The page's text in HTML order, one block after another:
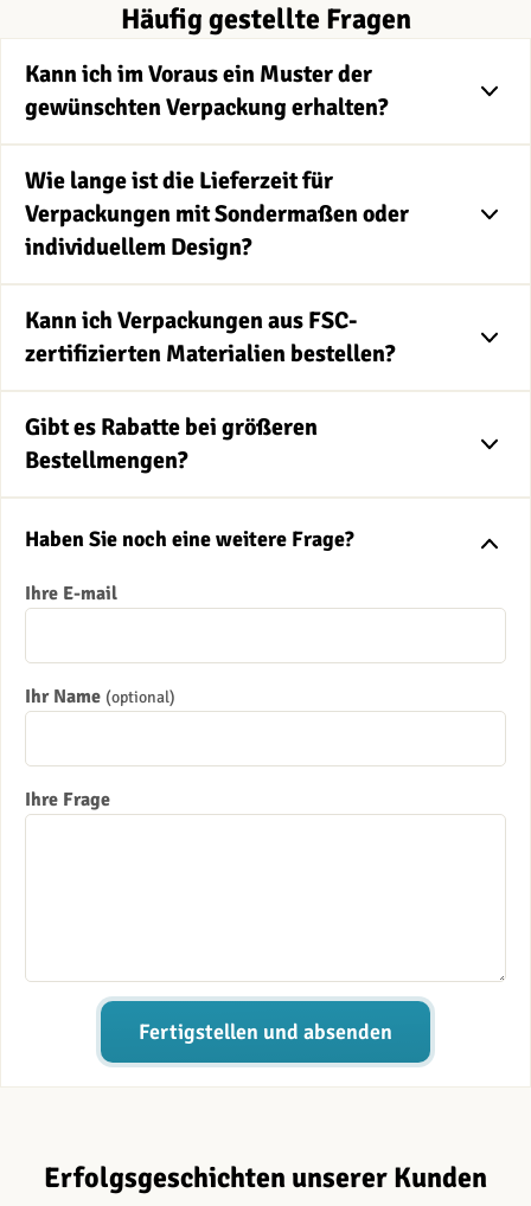
Häufig gestellte Fragen
Kann ich im Voraus ein Muster der
gewünschten Verpackung erhalten?
Wie lange ist die Lieferzeit für
Verpackungen mit Sondermaßen oder
individuellem Design?
Kann ich Verpackungen aus FSC-
zertifizierten Materialien bestellen?
Gibt es Rabatte bei größeren
Bestellmengen?
Haben Sie noch eine weitere Frage?
Ihre E-mail
Ihr Name (optional)
Ihre Frage
Fertigstellen und absenden
Erfolgsgeschichten unserer Kunden